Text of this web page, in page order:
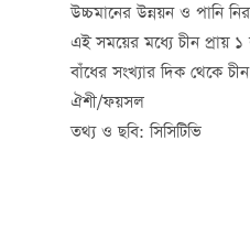
উচ্চমানের উন্নয়ন ও পানি
এই সময়ের মধ্যে চীন প্রায়
বাঁধের সংখ্যার দিক থেকে চীন
ঐশী/ফয়সল
তথ্য ও ছবি: সিসিটিভি